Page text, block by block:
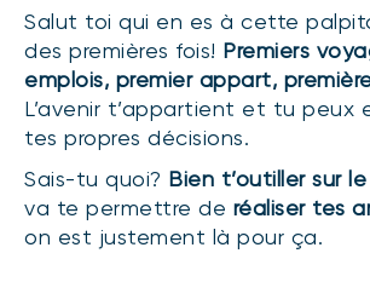
Salut toi qui en es à cette
des premières fois! Premiers
emplois, premier appart,
L’avenir t’appartient et tu peux
tes propres décisions.
Sais-tu quoi? Bien t’outiller sur
va te permettre de réaliser tes
on est justement là pour ça.